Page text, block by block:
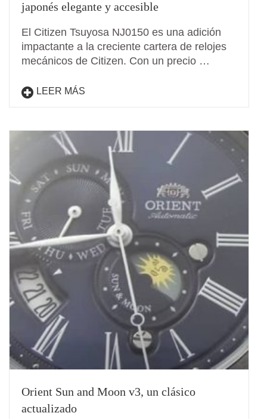
japonés elegante y accesible
El Citizen Tsuyosa NJ0150 es una adición
impactante a la creciente cartera de relojes
mecánicos de Citizen. Con un precio …
LEER MÁS
Orient Sun and Moon v3, un clásico
actualizado